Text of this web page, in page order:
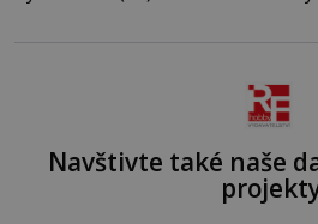
Navštivte také naše